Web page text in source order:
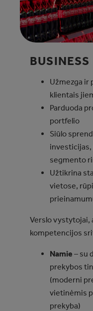
BUSINESS
Užmezga ir
klientais
Parduoda
portfelio
Siūlo
segmento
Užtikrina
vietose,
Verslo vystytojai,
kompetencijos
Namie – su
prekybos
(moderni
vietinėmis
prekyba)